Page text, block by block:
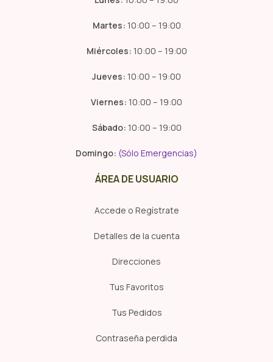
Martes: 10:00 – 19:00
Miércoles: 10:00 – 19:00
Jueves: 10:00 – 19:00
Viernes: 10:00 – 19:00
Sábado: 10:00 – 19:00
Domingo: (Sólo Emergencias)
ÁREA DE USUARIO
Accede o Regístrate
Detalles de la cuenta
Direcciones
Tus Favoritos
Tus Pedidos
Contraseña perdida